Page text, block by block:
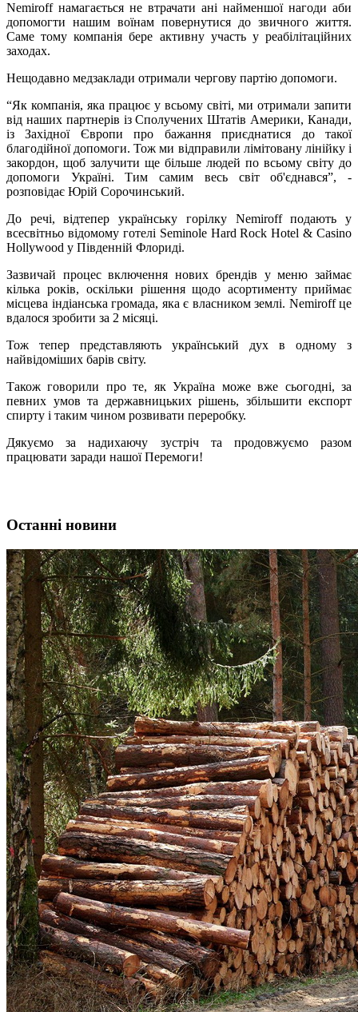
Nemiroff намагається не втрачати ані найменшої нагоди аби
допомогти нашим воїнам повернутися до звичного життя.
Саме тому компанія бере активну участь у реабілітаційних
заходах.
Нещодавно медзаклади отримали чергову партію допомоги.
“Як компанія, яка працює у всьому світі, ми отримали запити
від наших партнерів із Сполучених Штатів Америки, Канади,
із Західної Європи про бажання приєднатися до такої
благодійної допомоги. Тож ми відправили лімітовану лінійку і
закордон, щоб залучити ще більше людей по всьому світу до
допомоги Україні. Тим самим весь світ об'єднався”, -
розповідає Юрій Сорочинський.
До речі, відтепер українську горілку Nemiroff подають у
всесвітньо відомому готелі Seminole Hard Rock Hotel & Casino
Hollywood у Південній Флориді.
Зазвичай процес включення нових брендів у меню займає
кілька років, оскільки рішення щодо асортименту приймає
місцева індіанська громада, яка є власником землі. Nemiroff це
вдалося зробити за 2 місяці.
Тож тепер представляють український дух в одному з
найвідоміших барів світу.
Також говорили про те, як Україна може вже сьогодні, за
певних умов та державницьких рішень, збільшити експорт
спирту і таким чином розвивати переробку.
Дякуємо за надихаючу зустріч та продовжуємо разом
працювати заради нашої Перемоги!
Останні новини